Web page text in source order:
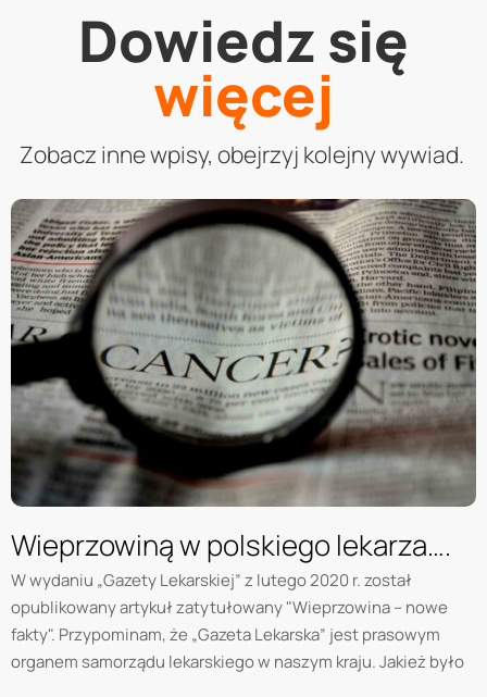
Dowiedz się
więcej
Zobacz inne wpisy, obejrzyj kolejny wywiad.
Wieprzowiną w polskiego lekarza….
W wydaniu „Gazety Lekarskiej” z lutego 2020 r. został
opublikowany artykuł zatytułowany "Wieprzowina – nowe
fakty". Przypominam, że „Gazeta Lekarska” jest prasowym
organem samorządu lekarskiego w naszym kraju. Jakież było